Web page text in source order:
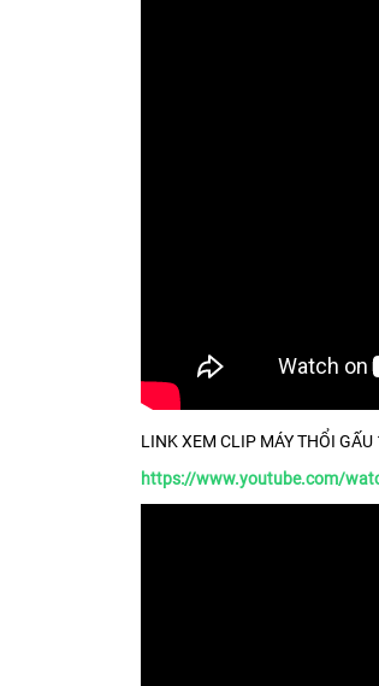
LINK XEM CLIP MÁY THỔI
https://www.youtube.com/